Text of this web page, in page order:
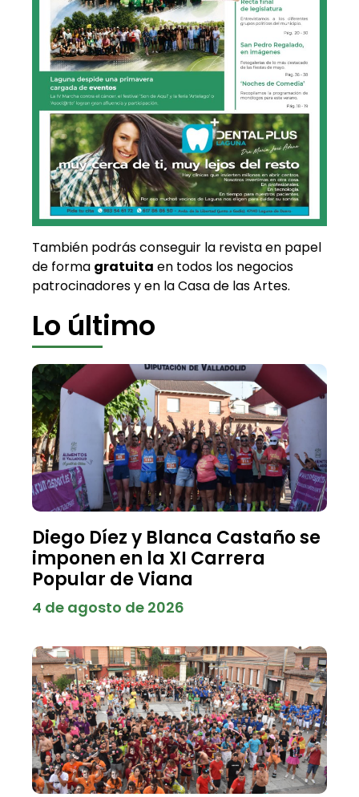
También podrás conseguir la revista en papel
de forma gratuita en todos los negocios
patrocinadores y en la Casa de las Artes.
Lo último
Diego Díez y Blanca Castaño se
imponen en la XI Carrera
Popular de Viana
4 de agosto de 2026